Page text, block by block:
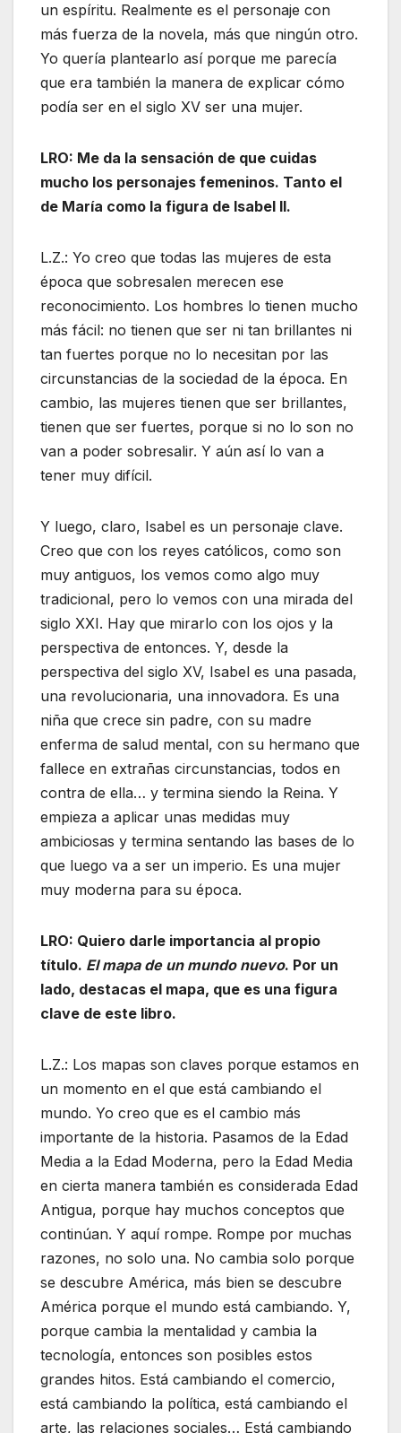
un espíritu. Realmente es el personaje con
más fuerza de la novela, más que ningún otro.
Yo quería plantearlo así porque me parecía
que era también la manera de explicar cómo
podía ser en el siglo XV ser una mujer.
LRO: Me da la sensación de que cuidas
mucho los personajes femeninos. Tanto el
de María como la figura de Isabel II.
L.Z.: Yo creo que todas las mujeres de esta
época que sobresalen merecen ese
reconocimiento. Los hombres lo tienen mucho
más fácil: no tienen que ser ni tan brillantes ni
tan fuertes porque no lo necesitan por las
circunstancias de la sociedad de la época. En
cambio, las mujeres tienen que ser brillantes,
tienen que ser fuertes, porque si no lo son no
van a poder sobresalir. Y aún así lo van a
tener muy difícil.
Y luego, claro, Isabel es un personaje clave.
Creo que con los reyes católicos, como son
muy antiguos, los vemos como algo muy
tradicional, pero lo vemos con una mirada del
siglo XXI. Hay que mirarlo con los ojos y la
perspectiva de entonces. Y, desde la
perspectiva del siglo XV, Isabel es una pasada,
una revolucionaria, una innovadora. Es una
niña que crece sin padre, con su madre
enferma de salud mental, con su hermano que
fallece en extrañas circunstancias, todos en
contra de ella… y termina siendo la Reina. Y
empieza a aplicar unas medidas muy
ambiciosas y termina sentando las bases de lo
que luego va a ser un imperio. Es una mujer
muy moderna para su época.
LRO: Quiero darle importancia al propio
título. El mapa de un mundo nuevo. Por un
lado, destacas el mapa, que es una figura
clave de este libro.
L.Z.: Los mapas son claves porque estamos en
un momento en el que está cambiando el
mundo. Yo creo que es el cambio más
importante de la historia. Pasamos de la Edad
Media a la Edad Moderna, pero la Edad Media
en cierta manera también es considerada Edad
Antigua, porque hay muchos conceptos que
continúan. Y aquí rompe. Rompe por muchas
razones, no solo una. No cambia solo porque
se descubre América, más bien se descubre
América porque el mundo está cambiando. Y,
porque cambia la mentalidad y cambia la
tecnología, entonces son posibles estos
grandes hitos. Está cambiando el comercio,
está cambiando la política, está cambiando el
arte, las relaciones sociales… Está cambiando